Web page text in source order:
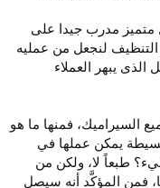
مدرب جيدا على
التنظيف لنجعل من عمليه
يبهر العملاء
السيراميك، فمنها ما هو
يمكن عملها في
طبعاً لا، ولكن من
فمن المؤكَّد أنه سيصل